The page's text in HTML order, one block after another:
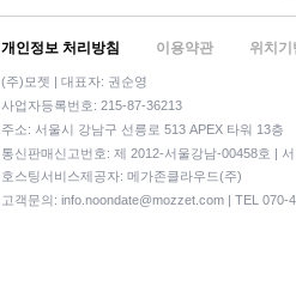
개인정보 처리방침 이용약관 위치
(주)모젯 | 대표자: 권순영
사업자등록번호: 215-87-36213
주소: 서울시 강남구 선릉로 513 APEX 타워 13층
통신판매신고번호: 제 2012-서울강남-00458호 |
호스팅서비스제공자: 메가존클라우드(주)
고객문의: info.noondate@mozzet.com | TEL 070-